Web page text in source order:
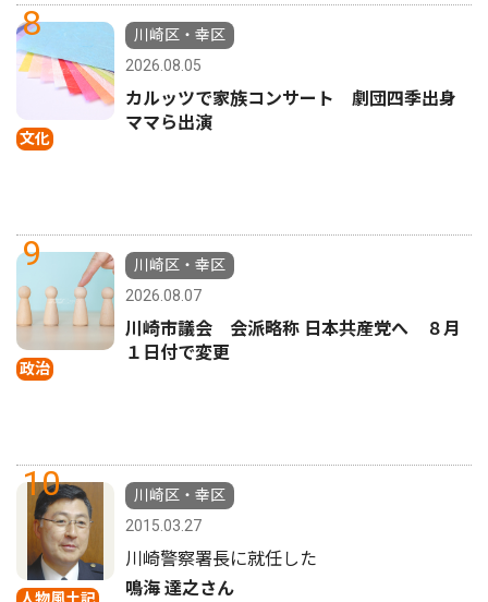
8
文化
川崎区・幸区
2026.08.05
カルッツで家族コンサート 劇団四季出身
ママら出演
9
政治
川崎区・幸区
2026.08.07
川崎市議会 会派略称 日本共産党へ ８月
１日付で変更
10
人物風土記
川崎区・幸区
2015.03.27
川崎警察署長に就任した
鳴海 達之さん